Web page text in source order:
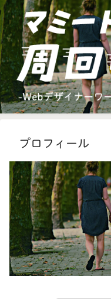
プロフィール